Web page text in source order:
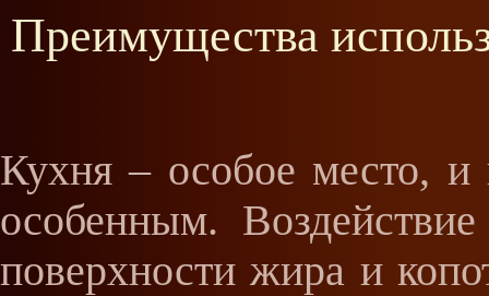
Преимущества
Кухня – особое место,
особенным.
поверхности жира и